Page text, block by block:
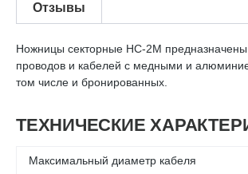
Отзывы
Ножницы секторные НС-2М предназначены
проводов и кабелей с медными и
том числе и бронированных.
ТЕХНИЧЕСКИЕ
Максимальный диаметр кабеля